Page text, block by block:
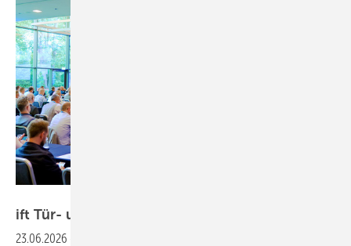
ift Tür- und Tortage erstmals in
23.06.2026